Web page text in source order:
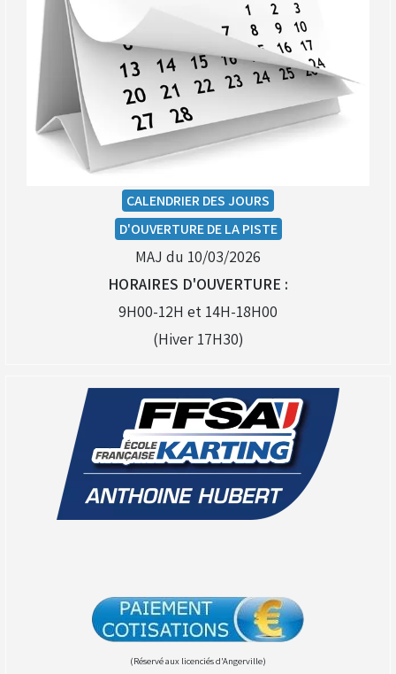
CALENDRIER DES JOURS
D'OUVERTURE DE LA PISTE
MAJ du 10/03/2026
HORAIRES D'OUVERTURE :
9H00-12H et 14H-18H00
(Hiver 17H30)
(Réservé aux licenciés d'Angerville)
Droit de piste annuel autre club : voir avec le RKO
sur le circuit
(Réservé aux licenciés d'Angerville)